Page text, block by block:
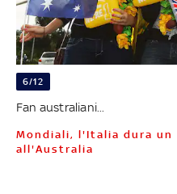
6/12
Fan australiani...
Mondiali, l'Italia dura un tempo. Poi cede
all'Australia